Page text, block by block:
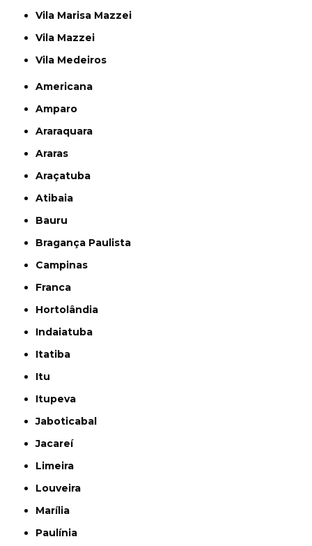
Vila Marisa Mazzei
Vila Mazzei
Vila Medeiros
Americana
Amparo
Araraquara
Araras
Araçatuba
Atibaia
Bauru
Bragança Paulista
Campinas
Franca
Hortolândia
Indaiatuba
Itatiba
Itu
Itupeva
Jaboticabal
Jacareí
Limeira
Louveira
Marília
Paulínia